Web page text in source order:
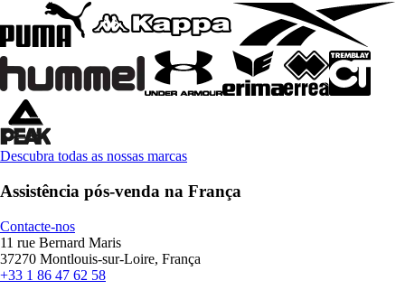
Descubra todas as nossas marcas
Assistência pós-venda na França
Contacte-nos
11 rue Bernard Maris
37270 Montlouis-sur-Loire, França
+33 1 86 47 62 58